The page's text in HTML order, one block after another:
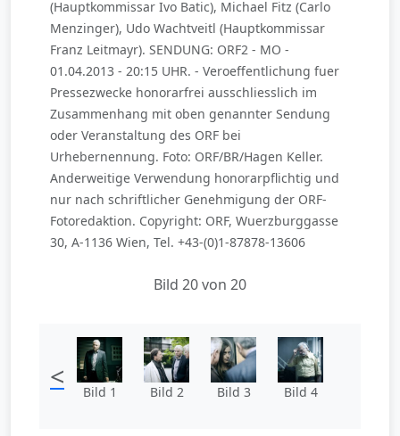
(Hauptkommissar Ivo Batic), Michael Fitz (Carlo
Menzinger), Udo Wachtveitl (Hauptkommissar
Franz Leitmayr). SENDUNG: ORF2 - MO -
01.04.2013 - 20:15 UHR. - Veroeffentlichung fuer
Pressezwecke honorarfrei ausschliesslich im
Zusammenhang mit oben genannter Sendung
oder Veranstaltung des ORF bei
Urhebernennung. Foto: ORF/BR/Hagen Keller.
Anderweitige Verwendung honorarpflichtig und
nur nach schriftlicher Genehmigung der ORF-
Fotoredaktion. Copyright: ORF, Wuerzburggasse
30, A-1136 Wien, Tel. +43-(0)1-87878-13606
Bild 20 von 20
< Bild 1 Bild 2 Bild 3 Bild 4